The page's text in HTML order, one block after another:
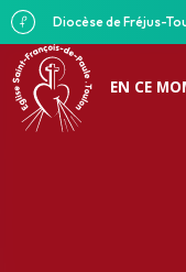
Diocèse de Fréjus-
EN CE